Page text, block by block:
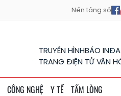
Nền tảng số
TRUYỀN HÌNHBÁO INĐA
TRANG ĐIỆN TỬ VĂN
CÔNG NGHỆ Y TẾ TẤM LÒNG